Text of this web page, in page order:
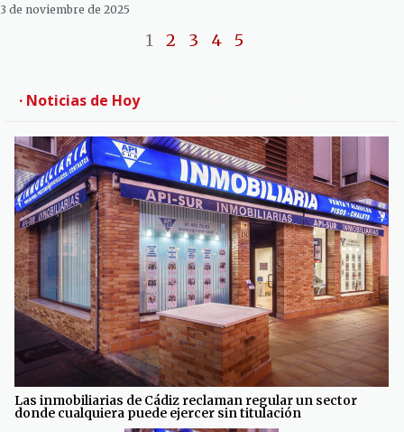
3 de noviembre de 2025
1 2 3 4 5
· Noticias de Hoy
Las inmobiliarias de Cádiz reclaman regular un sector
donde cualquiera puede ejercer sin titulación